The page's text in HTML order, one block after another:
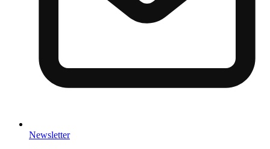
Newsletter